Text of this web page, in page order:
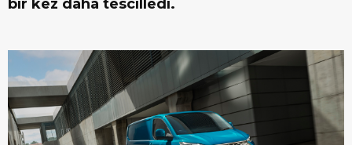
bir kez daha tescilledi.